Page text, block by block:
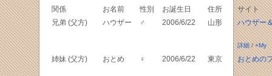
関係 お名前 性別 お誕生日 住所
サイト
兄弟 (父方)
ハウザー ♂ 2006/6/22 山形 ハウザー
詳細/+My
姉妹 (父方) おとめ ♀ 2006/6/22 東京 おとめの